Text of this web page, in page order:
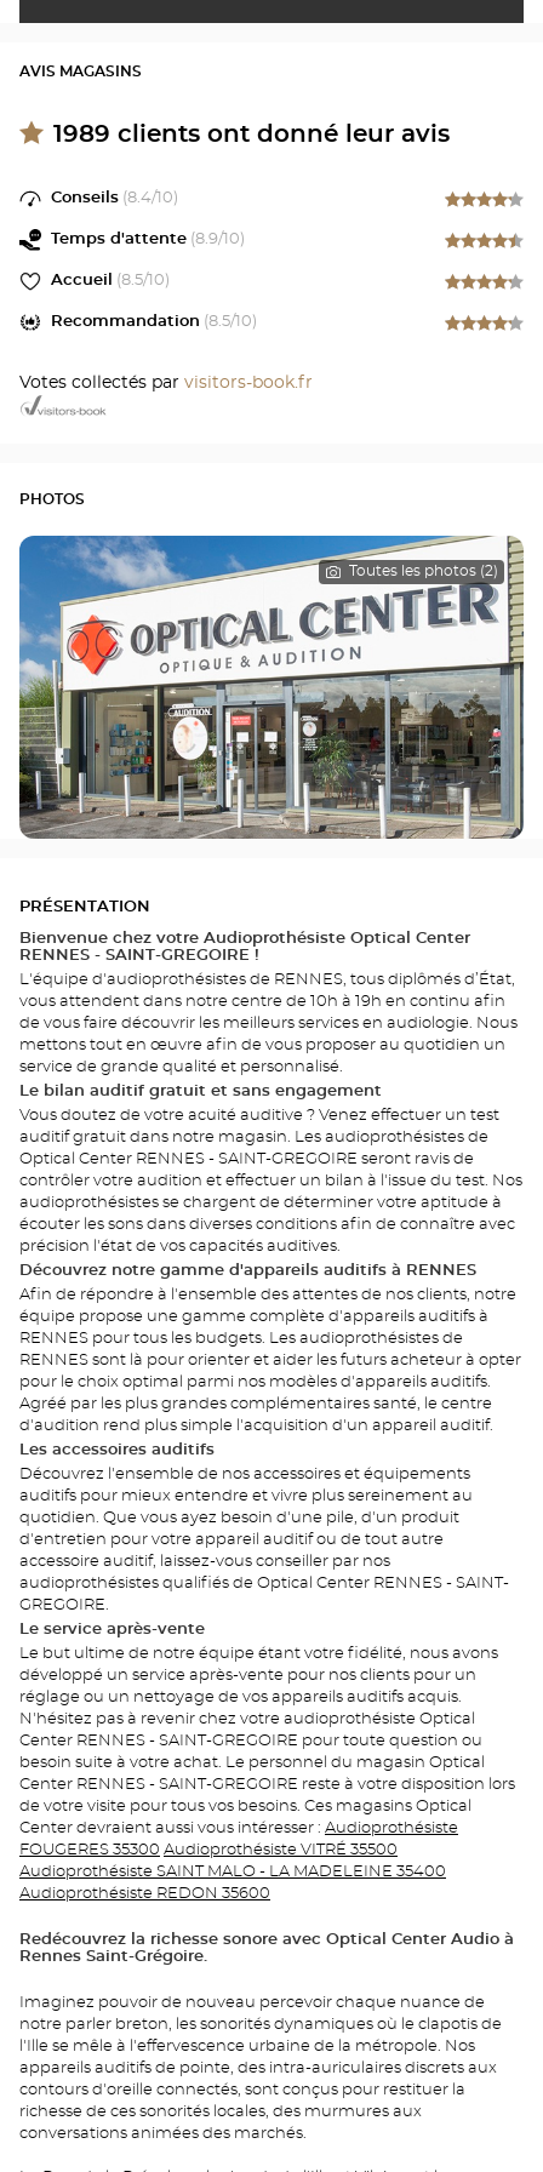
AVIS MAGASINS
1989 clients ont donné leur avis
Conseils (8.4/10)
Temps d'attente (8.9/10)
Accueil (8.5/10)
Recommandation (8.5/10)
Votes collectés par visitors-book.fr
PHOTOS
Toutes les photos (2)
PRÉSENTATION
Bienvenue chez votre Audioprothésiste Optical Center
RENNES - SAINT-GREGOIRE !
L'équipe d'audioprothésistes de RENNES, tous diplômés d’État,
vous attendent dans notre centre de 10h à 19h en continu afin
de vous faire découvrir les meilleurs services en audiologie. Nous
mettons tout en œuvre afin de vous proposer au quotidien un
service de grande qualité et personnalisé.
Le bilan auditif gratuit et sans engagement
Vous doutez de votre acuité auditive ? Venez effectuer un test
auditif gratuit dans notre magasin. Les audioprothésistes de
Optical Center RENNES - SAINT-GREGOIRE seront ravis de
contrôler votre audition et effectuer un bilan à l'issue du test. Nos
audioprothésistes se chargent de déterminer votre aptitude à
écouter les sons dans diverses conditions afin de connaître avec
précision l'état de vos capacités auditives.
Découvrez notre gamme d'appareils auditifs à RENNES
Afin de répondre à l'ensemble des attentes de nos clients, notre
équipe propose une gamme complète d'appareils auditifs à
RENNES pour tous les budgets. Les audioprothésistes de
RENNES sont là pour orienter et aider les futurs acheteur à opter
pour le choix optimal parmi nos modèles d'appareils auditifs.
Agréé par les plus grandes complémentaires santé, le centre
d'audition rend plus simple l'acquisition d'un appareil auditif.
Les accessoires auditifs
Découvrez l'ensemble de nos accessoires et équipements
auditifs pour mieux entendre et vivre plus sereinement au
quotidien. Que vous ayez besoin d'une pile, d'un produit
d'entretien pour votre appareil auditif ou de tout autre
accessoire auditif, laissez-vous conseiller par nos
audioprothésistes qualifiés de Optical Center RENNES - SAINT-
GREGOIRE.
Le service après-vente
Le but ultime de notre équipe étant votre fidélité, nous avons
développé un service après-vente pour nos clients pour un
réglage ou un nettoyage de vos appareils auditifs acquis.
N'hésitez pas à revenir chez votre audioprothésiste Optical
Center RENNES - SAINT-GREGOIRE pour toute question ou
besoin suite à votre achat. Le personnel du magasin Optical
Center RENNES - SAINT-GREGOIRE reste à votre disposition lors
de votre visite pour tous vos besoins. Ces magasins Optical
Center devraient aussi vous intéresser : Audioprothésiste
FOUGERES 35300 Audioprothésiste VITRÉ 35500
Audioprothésiste SAINT MALO - LA MADELEINE 35400
Audioprothésiste REDON 35600
Redécouvrez la richesse sonore avec Optical Center Audio à
Rennes Saint-Grégoire.
Imaginez pouvoir de nouveau percevoir chaque nuance de
notre parler breton, les sonorités dynamiques où le clapotis de
l'Ille se mêle à l'effervescence urbaine de la métropole. Nos
appareils auditifs de pointe, des intra-auriculaires discrets aux
contours d'oreille connectés, sont conçus pour restituer la
richesse de ces sonorités locales, des murmures aux
conversations animées des marchés.